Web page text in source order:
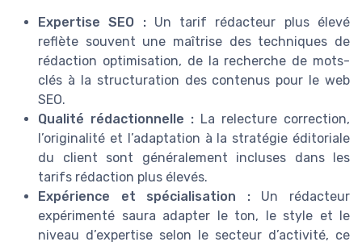
Expertise SEO :Un tarif rédacteur plus élevé
reflète souvent une maîtrise des techniques de
rédaction optimisation, de la recherche de mots-
clés à la structuration des contenus pour le web
SEO.
Qualité rédactionnelle : La relecture correction,
l’originalité et l’adaptation à la stratégie éditoriale
du client sont généralement incluses dans les
tarifs rédaction plus élevés.
Expérience et spécialisation :Un rédacteur
expérimenté saura adapter le ton, le style et le
niveau d’expertise selon le secteur d’activité, ce